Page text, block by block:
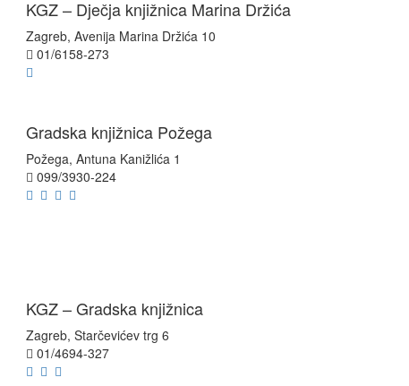
KGZ – Dječja knjižnica Marina Držića
Zagreb, Avenija Marina Držića 10
01/6158-273
Gradska knjižnica Požega
Požega, Antuna Kanižlića 1
099/3930-224
KGZ – Gradska knjižnica
Zagreb, Starčevićev trg 6
01/4694-327